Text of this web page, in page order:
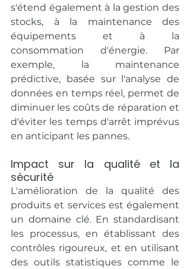
s'étend également à la gestion des
stocks, à la maintenance des
équipements et à la
consommation d'énergie. Par
exemple, la maintenance
prédictive, basée sur l'analyse de
données en temps réel, permet de
diminuer les coûts de réparation et
d'éviter les temps d'arrêt imprévus
en anticipant les pannes.
Impact sur la qualité et la
sécurité
L'amélioration de la qualité des
produits et services est également
un domaine clé. En standardisant
les processus, en établissant des
contrôles rigoureux, et en utilisant
des outils statistiques comme le